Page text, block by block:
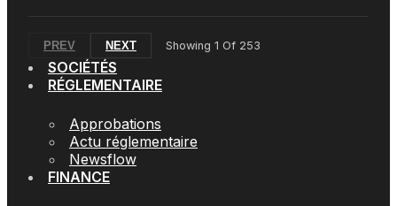
PREV NEXT Showing 1 Of 253
SOCIÉTÉS
RÉGLEMENTAIRE
Approbations
Actu réglementaire
Newsflow
FINANCE